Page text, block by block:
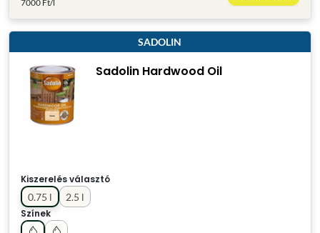
7000 Ft/l
SADOLIN
Sadolin Hardwood Oil
Kiszerelés választó
0.75 l
2.5 l
Színek